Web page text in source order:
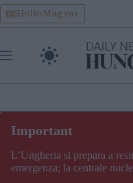
Skip
to
content
HelloMagyar
L’Ungheria si prepara a
emergenza; la centrale